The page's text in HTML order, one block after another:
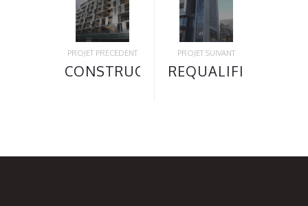
PROJET PRÉCÉDENT
CONSTRUCTION
ILOT E4 A
PROJET SUIVANT
REQUALIFICATION
“40